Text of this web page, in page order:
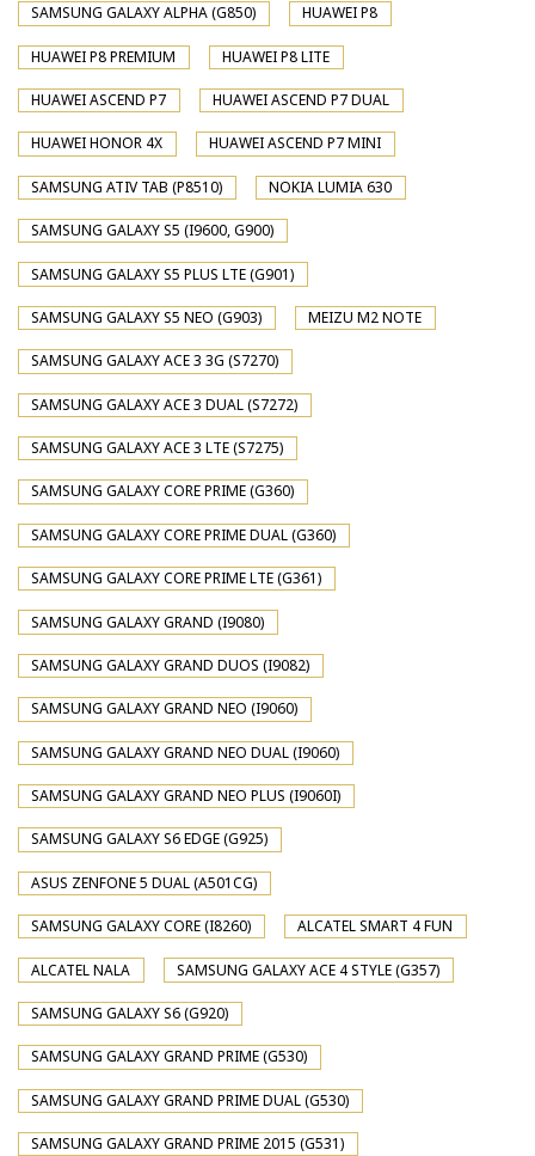
SAMSUNG GALAXY ALPHA (G850) HUAWEI P8
HUAWEI P8 PREMIUM HUAWEI P8 LITE
HUAWEI ASCEND P7 HUAWEI ASCEND P7 DUAL
HUAWEI HONOR 4X HUAWEI ASCEND P7 MINI
SAMSUNG ATIV TAB (P8510) NOKIA LUMIA 630
SAMSUNG GALAXY S5 (I9600, G900)
SAMSUNG GALAXY S5 PLUS LTE (G901)
SAMSUNG GALAXY S5 NEO (G903) MEIZU M2 NOTE
SAMSUNG GALAXY ACE 3 3G (S7270)
SAMSUNG GALAXY ACE 3 DUAL (S7272)
SAMSUNG GALAXY ACE 3 LTE (S7275)
SAMSUNG GALAXY CORE PRIME (G360)
SAMSUNG GALAXY CORE PRIME DUAL (G360)
SAMSUNG GALAXY CORE PRIME LTE (G361)
SAMSUNG GALAXY GRAND (I9080)
SAMSUNG GALAXY GRAND DUOS (I9082)
SAMSUNG GALAXY GRAND NEO (I9060)
SAMSUNG GALAXY GRAND NEO DUAL (I9060)
SAMSUNG GALAXY GRAND NEO PLUS (I9060I)
SAMSUNG GALAXY S6 EDGE (G925)
ASUS ZENFONE 5 DUAL (A501CG)
SAMSUNG GALAXY CORE (I8260) ALCATEL SMART 4 FUN
ALCATEL NALA SAMSUNG GALAXY ACE 4 STYLE (G357)
SAMSUNG GALAXY S6 (G920)
SAMSUNG GALAXY GRAND PRIME (G530)
SAMSUNG GALAXY GRAND PRIME DUAL (G530)
SAMSUNG GALAXY GRAND PRIME 2015 (G531)